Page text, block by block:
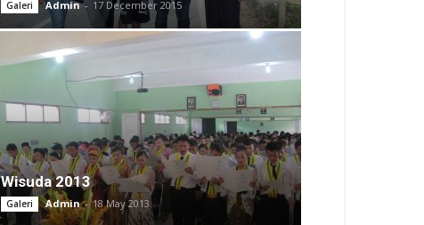
Galeri Admin - 17 December 2015
Wisuda 2013
Galeri Admin - 18 May 2013